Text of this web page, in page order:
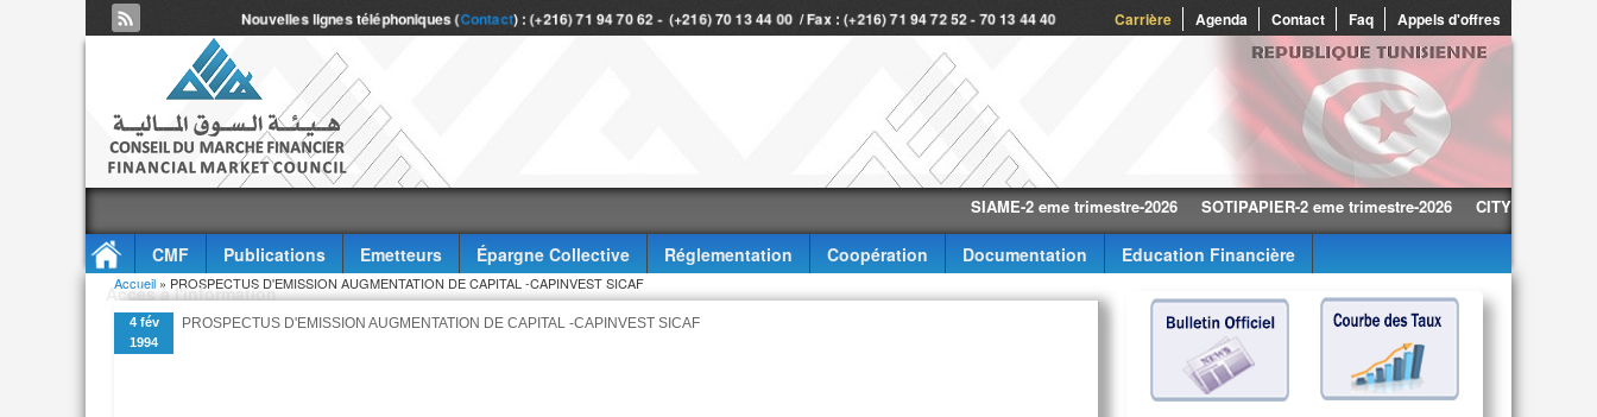
Carrière Agenda Contact Faq Appels d'offres
Nouvelles lignes téléphoniques (Contact) : (+216) 71 94 70 62 - (+216) 70 13 44 00 / Fax : (+216) 71 94 72 52 - 70 13 44 40
SIAME-2 eme trimestre-2026 SOTIPAPIER-2 eme trimestre-2026 CITY CARS-2 eme
CMF Publications Emetteurs Épargne Collective Réglementation Coopération Documentation
Education Financière
Accès à l'information
Vous êtes ici
Accueil » PROSPECTUS D'EMISSION AUGMENTATION DE CAPITAL -CAPINVEST SICAF
4 fév
1994
PROSPECTUS D'EMISSION AUGMENTATION DE CAPITAL -CAPINVEST SICAF